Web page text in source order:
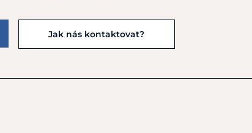
Jak nás kontaktovat?